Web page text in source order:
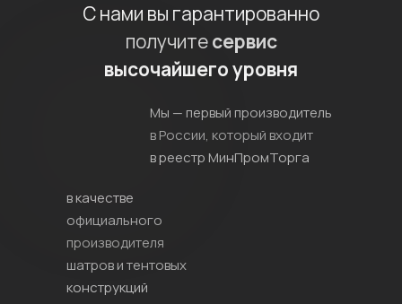
С нами вы гарантированно
получитесервис
высочайшего уровня
Мы — первый производитель
в России, который входит
в реестр МинПромТорга
в качестве
официального
производителя
шатров и тентовых
конструкций